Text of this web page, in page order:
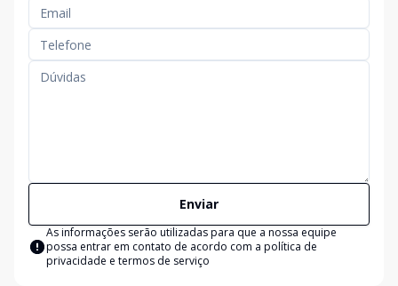
Enviar
As informações serão utilizadas para que a nossa equipe
possa entrar em contato de acordo com a política de
privacidade e termos de serviço